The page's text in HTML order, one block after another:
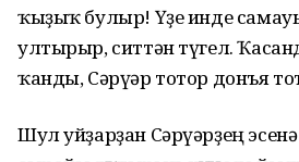
ҡыҙыҡ бу­лыр! Үҙе инде
ултырыр, ситтән түгел.
ҡанды, Сәрүәр тотор донъя
Шул уйҙарҙан Сәрүәрҙең